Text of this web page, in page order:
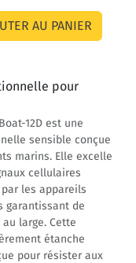
pour
12D est une
sensible conçue
marins. Elle excelle
cellulaires
les appareils
garantissant de
large. Cette
étanche
pour résister aux